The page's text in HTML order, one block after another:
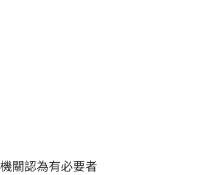
關認為有必要者